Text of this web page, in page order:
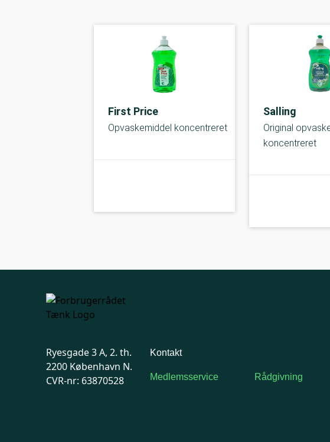
First Price
Opvaskemiddel koncentreret
Salling
Original
koncentreret
Ryesgade 3 A, 2. th.
2200 København N.
CVR-nr: 63870528
Kontakt
Medlemsservice Rådgivning